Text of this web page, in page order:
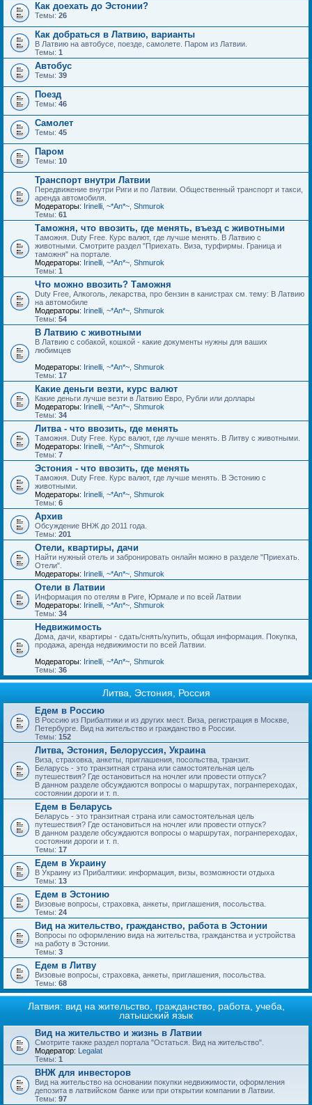
Как доехать до Эстонии?
Темы: 26
Как добраться в Латвию, варианты
В Латвию на автобусе, поезде, самолете. Паром из Латвии.
Темы: 1
Автобус
Темы: 39
Поезд
Темы: 46
Самолет
Темы: 45
Паром
Темы: 10
Транспорт внутри Латвии
Передвижение внутри Риги и по Латвии. Общественный транспорт и такси,
аренда автомобиля.
Модераторы: Irinelli ~*An*~ Shmurok
Темы: 61
Таможня, что ввозить, где менять, въезд с животными
Таможня. Duty Free. Курс валют, где лучше менять. В Латвию с
животными. Смотрите раздел "Приехать. Виза, турфирмы. Граница и
таможня" на портале.
Модераторы: Irinelli ~*An*~ Shmurok
Темы: 1
Что можно ввозить? Таможня
Duty Free, Алкоголь, лекарства, про бензин в канистрах см. тему: В Латвию
на автомобиле
Модераторы: Irinelli ~*An*~ Shmurok
Темы: 54
В Латвию с животными
В Латвию с собакой, кошкой - какие документы нужны для ваших
любимцев
Модераторы: Irinelli ~*An*~ Shmurok
Темы: 17
Какие деньги везти, курс валют
Какие деньги лучше везти в Латвию Евро, Рубли или доллары
Модераторы: Irinelli ~*An*~ Shmurok
Темы: 34
Литва - что ввозить, где менять
Таможня. Duty Free. Курс валют, где лучше менять. В Литву с животными.
Модераторы: Irinelli ~*An*~ Shmurok
Темы: 7
Эстония - что ввозить, где менять
Таможня. Duty Free. Курс валют, где лучше менять. В Эстонию с
животными.
Модераторы: Irinelli ~*An*~ Shmurok
Темы: 6
Архив
Обсуждение ВНЖ до 2011 года.
Темы: 201
Отели, квартиры, дачи
Найти нужный отель и забронировать онлайн можно в разделе "Приехать.
Отели".
Модераторы: Irinelli ~*An*~ Shmurok
Отели в Латвии
Информация по отелям в Риге, Юрмале и по всей Латвии
Модераторы: Irinelli ~*An*~ Shmurok
Темы: 34
Недвижимость
Дома, дачи, квартиры - сдать/снять/купить, общая информация. Покупка,
продажа, аренда недвижимости по всей Латвии.
Модераторы: Irinelli ~*An*~ Shmurok
Темы: 36
Литва, Эстония, Россия
Едем в Россию
В Россию из Прибалтики и из других мест. Виза, регистрация в Москве,
Петербурге. Вид на жительство и гражданство в России.
Темы: 152
Литва, Эстония, Белоруссия, Украина
Виза, страховка, анкеты, приглашения, посольства, транзит.
Беларусь - это транзитная страна или самостоятельная цель
путешествия? Где остановиться на ночлег или провести отпуск?
В данном разделе обсуждаются вопросы о маршрутах, погранпереходах,
состоянии дороги и т. п.
Едем в Беларусь
Беларусь - это транзитная страна или самостоятельная цель
путешествия? Где остановиться на ночлег или провести отпуск?
В данном разделе обсуждаются вопросы о маршрутах, погранпереходах,
состоянии дороги и т. п.
Темы: 17
Едем в Украину
В Украину из Прибалтики: информация, визы, возможности отдыха
Темы: 13
Едем в Эстонию
Визовые вопросы, страховка, анкеты, приглашения, посольства.
Темы: 24
Вид на жительство, гражданство, работа в Эстонии
Вопросы по оформлению вида на жительства, гражданства и устройства
на работу в Эстонии.
Темы: 3
Едем в Литву
Визовые вопросы, страховка, анкеты, приглашения, посольства.
Темы: 68
Латвия: вид на жительство, гражданство, работа, учеба,
латышский язык
Вид на жительство и жизнь в Латвии
Смотрите также раздел портала "Остаться. Вид на жительство".
Модератор:
Legalat
Темы: 1
ВНЖ для инвесторов
Вид на жительство на основании покупки недвижимости, оформления
депозита в латвийском банке или при открытии компании в Латвии.
Темы: 97